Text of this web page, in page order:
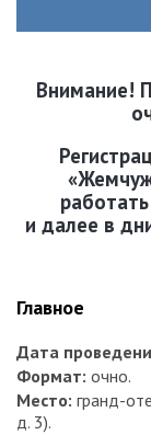
Внимание!
и далее в
Главное
Дата
Формат: очно.
Место: гранд-
д. 3).